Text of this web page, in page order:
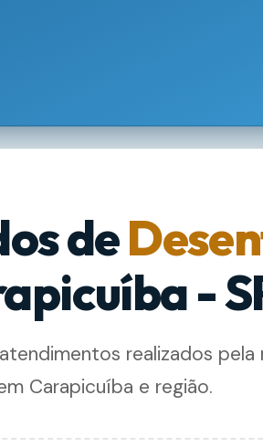
de
-
realizados pela
Carapicuíba e região.